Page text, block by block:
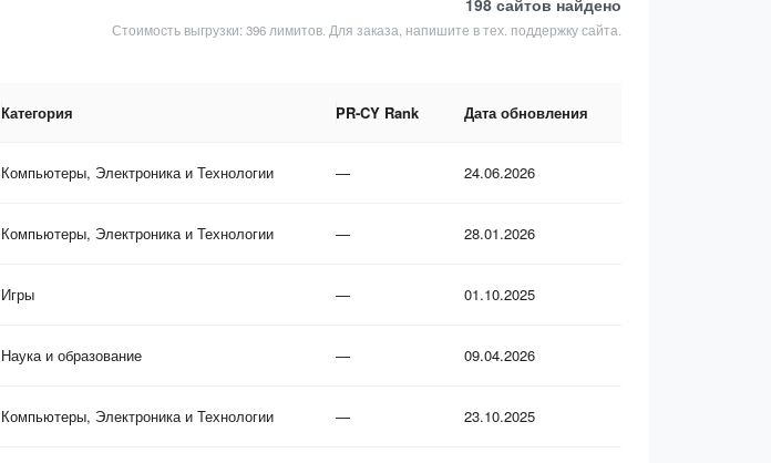
198 сайтов найдено
Стоимость выгрузки: 396 лимитов. Для заказа, напишите в тех. поддержку сайта.
Категория PR-CY Rank Дата обновления
Компьютеры, Электроника и Технологии — 24.06.2026
Компьютеры, Электроника и Технологии — 28.01.2026
Игры — 01.10.2025
Наука и образование — 09.04.2026
Компьютеры, Электроника и Технологии — 23.10.2025